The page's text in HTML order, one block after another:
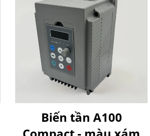
Biến tần A100